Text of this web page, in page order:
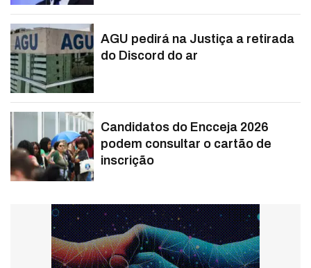
AGU pedirá na Justiça a retirada
do Discord do ar
Candidatos do Encceja 2026
podem consultar o cartão de
inscrição